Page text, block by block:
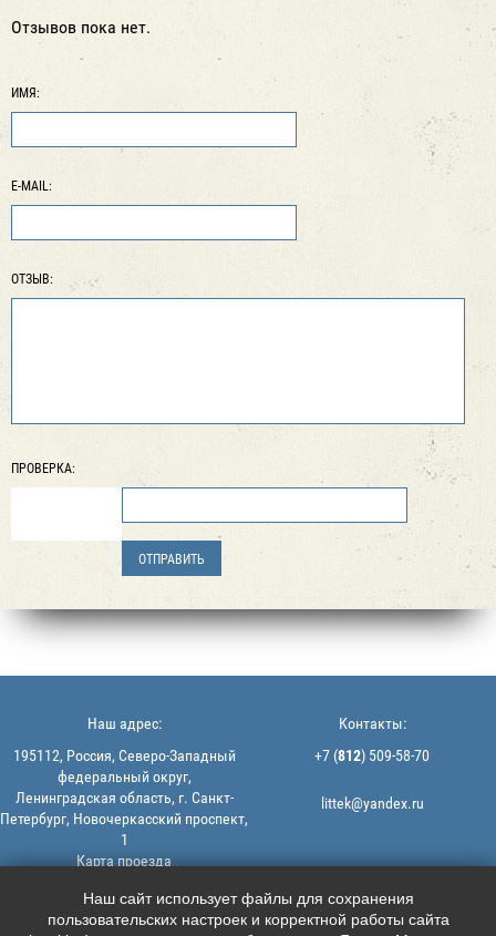
Отзывов пока нет.
ИМЯ:
E-MAIL:
ОТЗЫВ:
ПРОВЕРКА:
© 2013-2026 | ООО "ЛИТТЕК" -
производство и продажа РТИ
Наш адрес:
195112, Россия, Северо-Западный
федеральный округ,
Ленинградская область, г. Санкт-
Петербург, Новочеркасский проспект,
1
Карта проезда
Контакты:
+7 (812) 509-58-70
littek@yandex.ru
Мы в соцсетях:
    
Наш сайт использует файлы для сохранения
пользовательских настроек и корректной работы сайта